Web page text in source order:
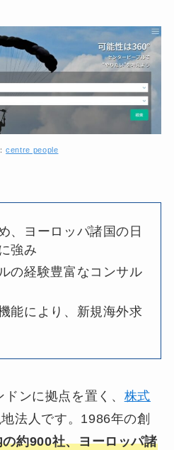
centre people
、ヨーロッパ諸国の日
強み
の経験豊富なコンサル
能により、新規海外求
ドンに拠点を置く、 株式
法人です。1986年の創
約900社、ヨーロッパ諸